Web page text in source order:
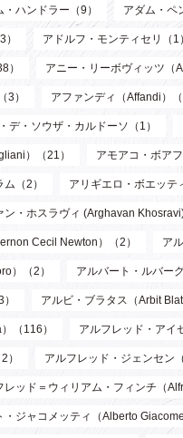
・ハンドラー（9） アダム・ペ
アドルフ・モンティセリ（1）
） アニー・リーボヴィッツ（
3） アファンディ（Affandi）（
デ・ソウザ・カルドーソ（1）
）（21） アモアコ・ボアフ
（2） アリギエロ・ボエッテ
ン・ホスラヴィ (Arghavan Khosravi)
Cecil Newton）（2） ア
）（2） アルバート・ルバー
アルビ・ブラタス（Arbit
（116） アルフレッド・アイ
） アルフレッド・ジェンセン（
レッド＝ウィリアム・フィンチ（
・ジャコメッティ（Alberto